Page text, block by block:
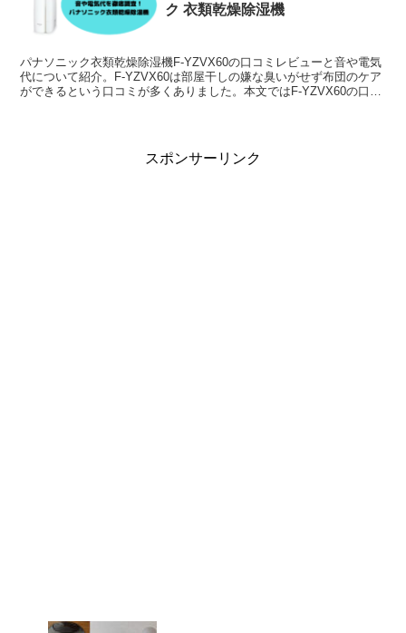
ク 衣類乾燥除湿機
パナソニック衣類乾燥除湿機F-YZVX60の口コミレビューと音や電気
代について紹介。F-YZVX60は部屋干しの嫌な臭いがせず布団のケア
ができるという口コミが多くありました。本文ではF-YZVX60の口コ
スポンサーリンク